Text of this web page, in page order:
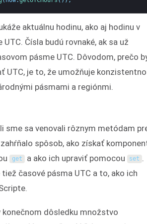
aktuálnu hodinu, ako aj hodinu v
Čísla budú rovnaké, ak sa už
pásme UTC. Dôvodom, prečo
UTC, je to, že umožňuje
pásmami a regiónmi.
sa venovali rôznym metódam
spôsob, ako získať
get a ako ich upraviť pomocou set
časové pásma UTC a to, ako ich
konečnom dôsledku množstvo